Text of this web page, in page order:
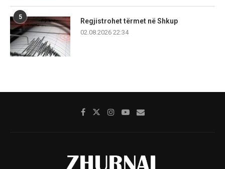
5
Regjistrohet tërmet në Shkup
02.08.2026 22:34